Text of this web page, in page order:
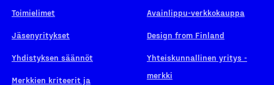
Toimielimet
Jäsenyritykset
Yhdistyksen säännöt
Merkkien kriteerit ja
Avainlippu-verkkokauppa
Design from Finland
Yhteiskunnallinen yritys -
merkki